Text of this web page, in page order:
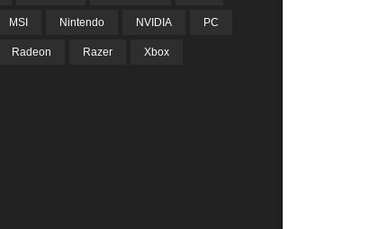
MSI Nintendo NVIDIA PC
Radeon Razer Xbox